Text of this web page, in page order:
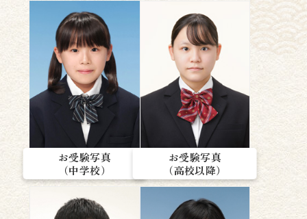
お受験写真
（中学校）
お受験写真
（高校以降）